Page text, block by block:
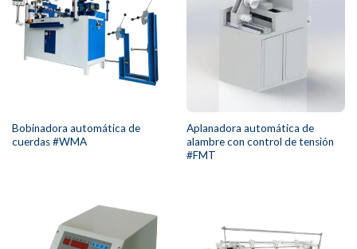
Bobinadora automática de
cuerdas #WMA
Aplanadora automática de
alambre con control de tensión
#FMT